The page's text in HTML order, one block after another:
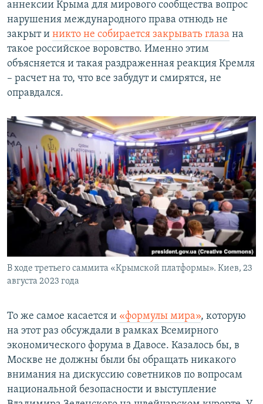
аннексии Крыма для мирового сообщества вопрос
нарушения международного права отнюдь не
закрыт и никто не собирается закрывать глаза на
такое российское воровство. Именно этим
объясняется и такая раздраженная реакция Кремля
– расчет на то, что все забудут и смирятся, не
оправдался.
В ходе третьего саммита «Крымской платформы». Киев, 23
августа 2023 года
То же самое касается и «формулы мира», которую
на этот раз обсуждали в рамках Всемирного
экономического форума в Давосе. Казалось бы, в
Москве не должны были бы обращать никакого
внимания на дискуссию советников по вопросам
национальной безопасности и выступление